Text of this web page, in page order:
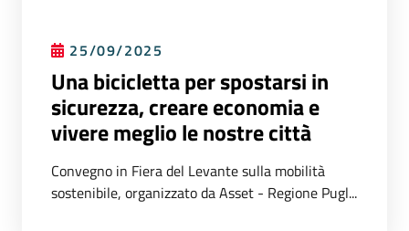
25/09/2025
Una bicicletta per spostarsi in
sicurezza, creare economia e
vivere meglio le nostre città
Convegno in Fiera del Levante sulla mobilità
sostenibile, organizzato da Asset - Regione Pugl...